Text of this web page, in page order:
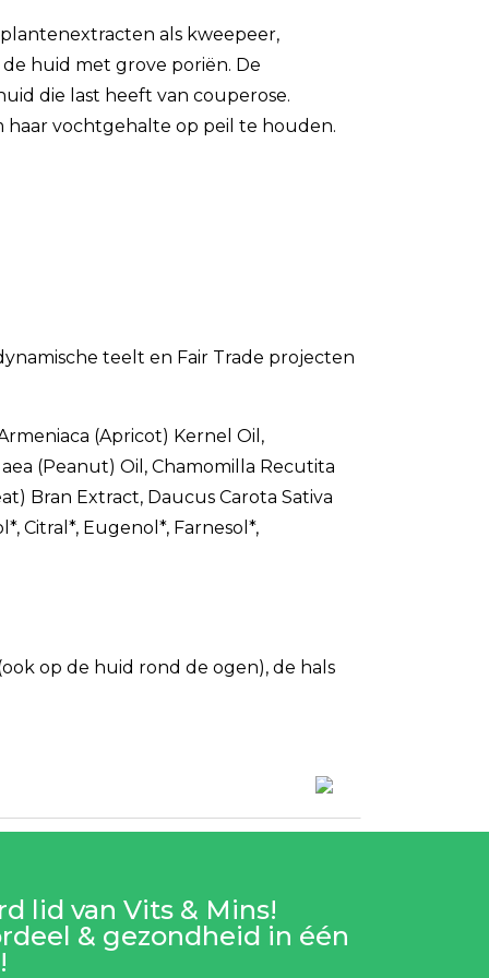
als kweepeer,
huid met grove poriën. De
die last heeft van couperose.
vochtgehalte op peil te houden.
teelt en Fair Trade projecten
(Apricot) Kernel Oil,
(Peanut) Oil, Chamomilla Recutita
Bran Extract, Daucus Carota Sativa
Citral*, Eugenol*, Farnesol*,
op de huid rond de ogen), de hals
lid van Vits & Mins!
& gezondheid in één